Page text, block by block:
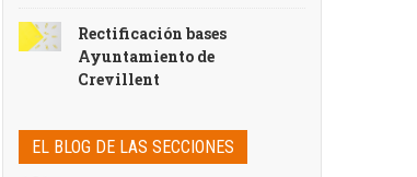
Rectificación bases
Ayuntamiento de
Crevillent
EL BLOG DE LAS SECCIONES